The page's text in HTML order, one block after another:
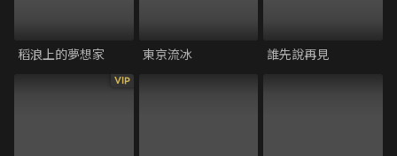
稻浪上的夢想家 東京流冰 誰先說再見
VIP